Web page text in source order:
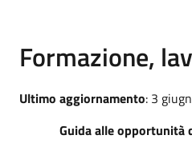
Formazione,
Ultimo aggiornamento: 3
Guida alle opportunità